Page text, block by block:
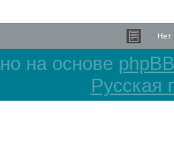
Нет
на основе phpBB
Русская